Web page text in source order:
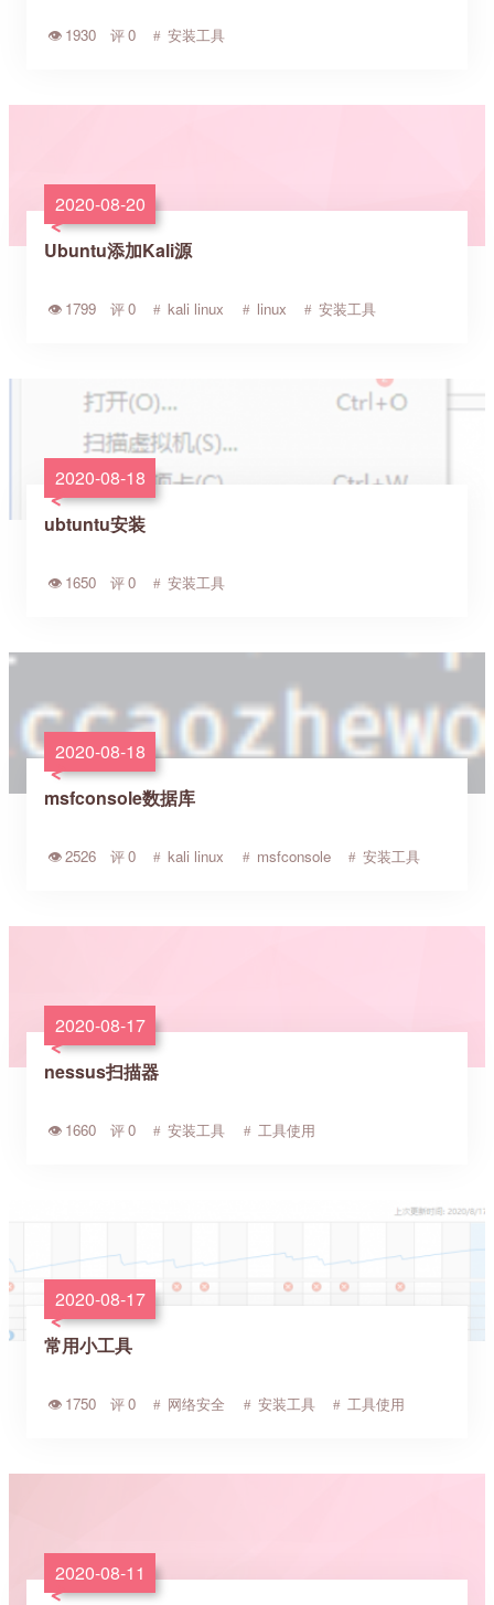
1930 0 安装工具
2020-08-20
Ubuntu添加Kali源
1799 0 kali linux linux 安装工具
2020-08-18
ubtuntu安装
1650 0 安装工具
2020-08-18
msfconsole数据库
2526 0 kali linux msfconsole 安装工具
2020-08-17
nessus扫描器
1660 0 安装工具 工具使用
2020-08-17
常用小工具
1750 0 网络安全 安装工具 工具使用
2020-08-11